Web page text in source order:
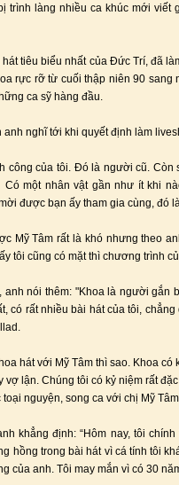
trình làng nhiều ca khúc mới viết
tiêu biểu nhất của Đức Trí, đã
rực rỡ từ cuối thập niên 90
ca sỹ hàng đầu.
nghĩ tới khi quyết định làm
công của tôi. Đó là người cũ. Còn
một nhân vật gần như ít khi
được bạn ấy tham gia cùng, đó
Mỹ Tâm rất là khó nhưng theo
tôi cũng có mặt thì chương trình
anh nói thêm: "Khoa là người gắn
có rất nhiều bài hát của tôi,
hát với Mỹ Tâm thì sao. Khoa có
lận. Chúng tôi có kỷ niệm rất
nguyện, song ca với chị Mỹ
khẳng định: “Hôm nay, tôi
hồng trong bài hát vì cá tính tôi
của anh. Tôi may mắn vì có 30